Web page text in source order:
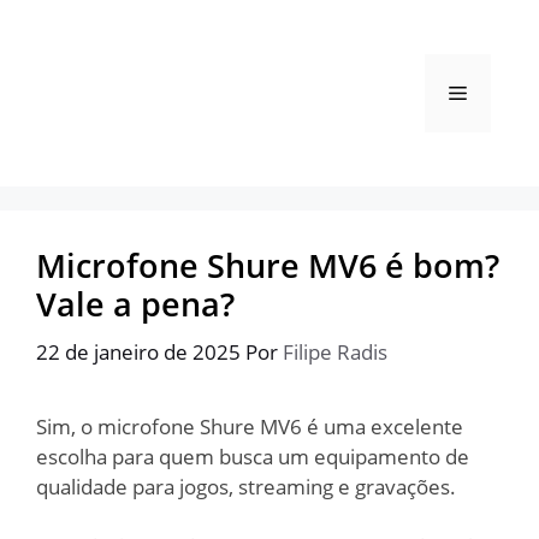
Menu
Microfone Shure MV6 é bom?
Vale a pena?
22 de janeiro de 2025 Por Filipe Radis
Sim, o microfone Shure MV6 é uma excelente
escolha para quem busca um equipamento de
qualidade para jogos, streaming e gravações.